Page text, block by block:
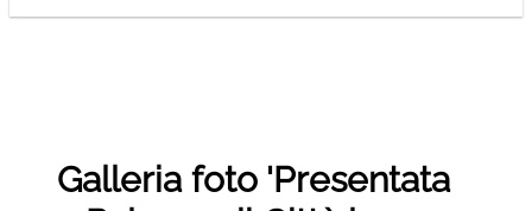
Galleria foto 'Presentata